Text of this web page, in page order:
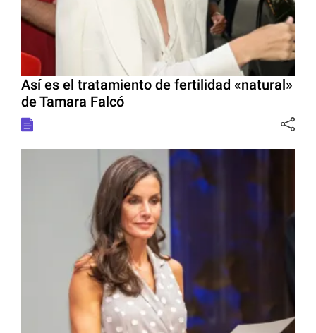
Así es el tratamiento de fertilidad «natural»
de Tamara Falcó